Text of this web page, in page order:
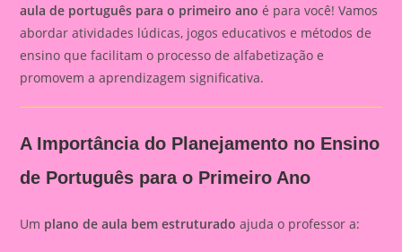
aula de português para o primeiro ano é para você! Vamos
abordar atividades lúdicas, jogos educativos e métodos de
ensino que facilitam o processo de alfabetização e
promovem a aprendizagem significativa.
A Importância do Planejamento no Ensino
de Português para o Primeiro Ano
Um plano de aula bem estruturado ajuda o professor a: